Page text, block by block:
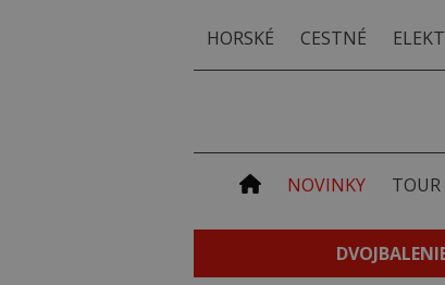
HORSKÉ CESTNÉ
NOVINKY TOUR